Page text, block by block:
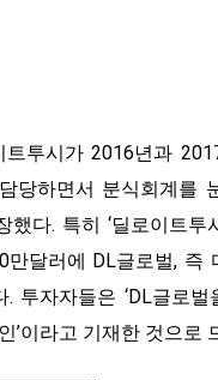
투시가 2016년과
당하면서 분식회계를
했다. 특히 ‘딜로이트
달러에 DL글로벌, 즉
투자자들은 ‘DL글로
’이라고 기재한 것으로